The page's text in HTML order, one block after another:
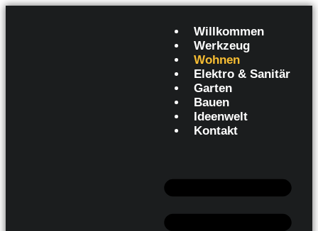
Willkommen
Werkzeug
Wohnen
Elektro & Sanitär
Garten
Bauen
Ideenwelt
Kontakt